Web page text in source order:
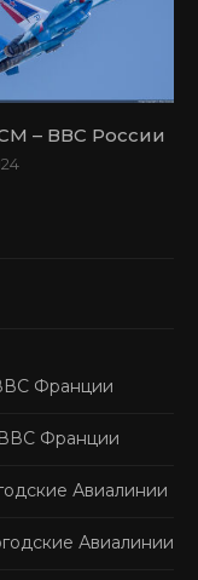
– ВВС России
Франции
ВВС Франции
Авиалинии
Авиалинии